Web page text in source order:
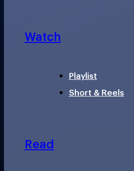
Watch
Playlist
Short & Reels
Read